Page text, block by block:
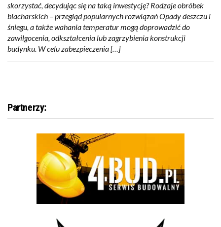
skorzystać, decydując się na taką inwestycję? Rodzaje obróbek
blacharskich – przegląd popularnych rozwiązań Opady deszczu i
śniegu, a także wahania temperatur mogą doprowadzić do
zawilgocenia, odkształcenia lub zagrzybienia konstrukcji
budynku. W celu zabezpieczenia […]
Partnerzy: